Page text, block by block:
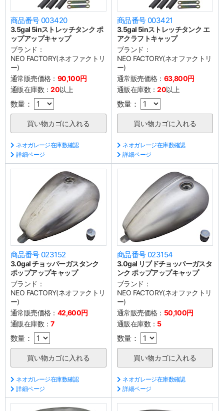
商品番号 003420
3.5gal 5inストレッチタンク ポ
ップアップキャップ
ブランド：
NEO FACTORY(ネオファクトリ
ー)
通常販売価格： 90,100円
通販在庫数：20以上
数量：
ネオガレージ在庫数確認
詳細ページ
商品番号 003421
3.5gal 5inストレッチタンク エ
アクラフトキャップ
ブランド：
NEO FACTORY(ネオファクトリ
ー)
通常販売価格： 63,800円
通販在庫数：20以上
数量：
ネオガレージ在庫数確認
詳細ページ
商品番号 023152
3.0gal チョッパーガスタンク
ポップアップキャップ
ブランド：
NEO FACTORY(ネオファクトリ
ー)
通常販売価格： 42,600円
通販在庫数：7
数量：
ネオガレージ在庫数確認
詳細ページ
商品番号 023154
3.0gal リブドチョッパーガスタ
ンク ポップアップキャップ
ブランド：
NEO FACTORY(ネオファクトリ
ー)
通常販売価格： 50,100円
通販在庫数： 5
数量：
ネオガレージ在庫数確認
詳細ページ